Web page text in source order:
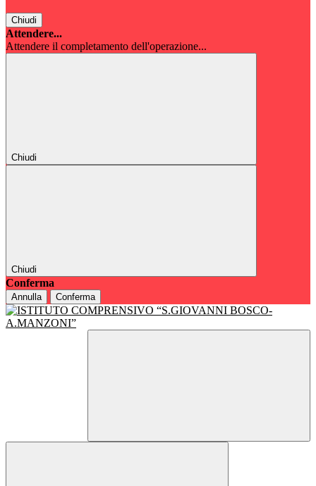
Chiudi
Attendere...
Attendere il completamento dell'operazione...
Chiudi
Chiudi
Conferma
Annulla Conferma